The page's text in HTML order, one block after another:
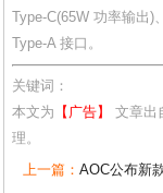
Type-C(65W 功率输出)
Type-A 接口。
关键词：
本文为 【广告】
文章出
理。
上一篇： AOC公布新